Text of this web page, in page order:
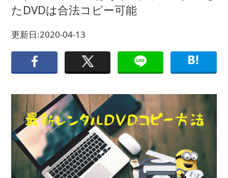
たDVDは合法コピー可能
更新日:2020-04-13